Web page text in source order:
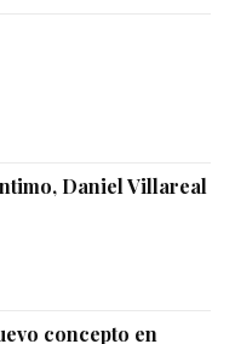
Daniel Villareal
concepto en